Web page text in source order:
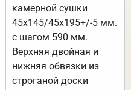
камерной сушки
45х145/45х195+/-5 мм.
с шагом 590 мм.
Верхняя двойная и
нижняя обвязки из
строганой доски